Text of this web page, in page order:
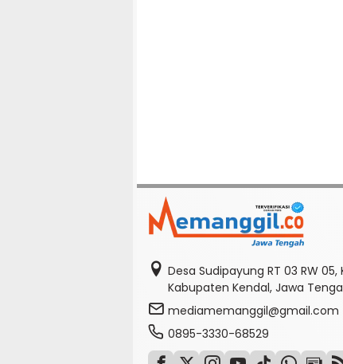
Desa Sudipayung RT 03 RW
Kabupaten Kendal, Jawa
mediamemanggil@gmail.com
0895-3330-68529